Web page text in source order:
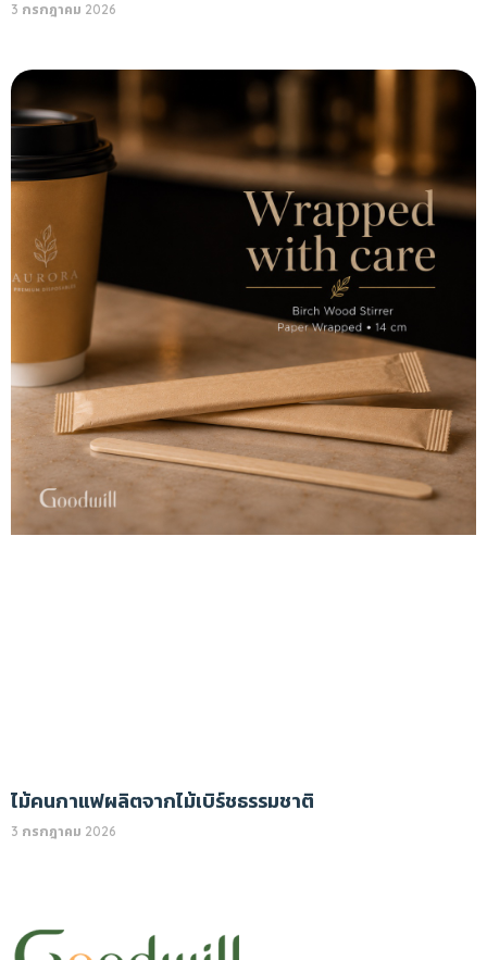
3 กรกฎาคม 2026
ไม้คนกาแฟผลิตจากไม้เบิร์ชธรรมชาติ
3 กรกฎาคม 2026